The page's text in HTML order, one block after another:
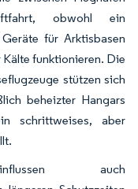
obwohl ein
für Arktisbasen
funktionieren. Die
stützen sich
beheizter Hangars
schrittweises, aber
auch